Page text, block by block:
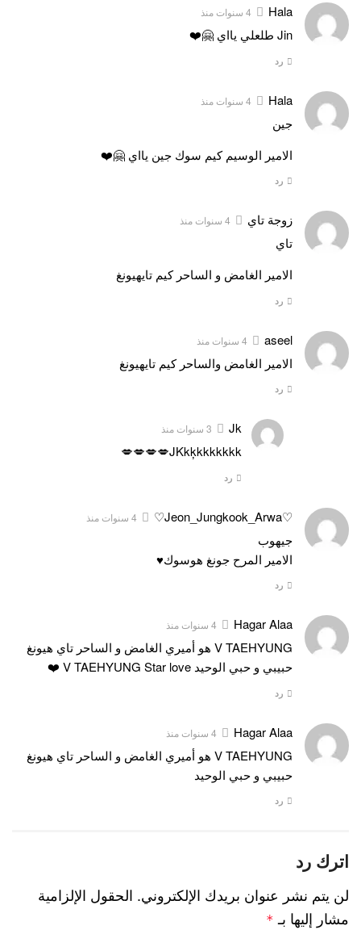
Hala 4 سنوات منذ
Jin طلعلي يااي 🤗❤️
رد
Hala 4 سنوات منذ
جين
الامير الوسيم كيم سوك جين يااي 🤗❤️
رد
زوجة تاي 4 سنوات منذ
تاي
الامير الغامض و الساحر كيم تايهيونغ
رد
aseel 4 سنوات منذ
الامير الغامض والساحر كيم تايهيونغ
رد
Jk 3 سنوات منذ
JKkķkkkkkkk💋💋💋💋
رد
♡Jeon_Jungkook_Arwa♡ 4 سنوات منذ
جيهوب
الامير المرح جونغ هوسوك♥️
رد
Hagar Alaa 4 سنوات منذ
V TAEHYUNG هو أميري الغامض و الساحر تاي هيونغ
حبيبي و حبي الوحيد V TAEHYUNG Star love ❤️
رد
Hagar Alaa 4 سنوات منذ
V TAEHYUNG هو أميري الغامض و الساحر تاي هيونغ
حبيبي و حبي الوحيد
رد
اترك رد
لن يتم نشر عنوان بريدك الإلكتروني. الحقول الإلزامية
مشار إليها بـ *